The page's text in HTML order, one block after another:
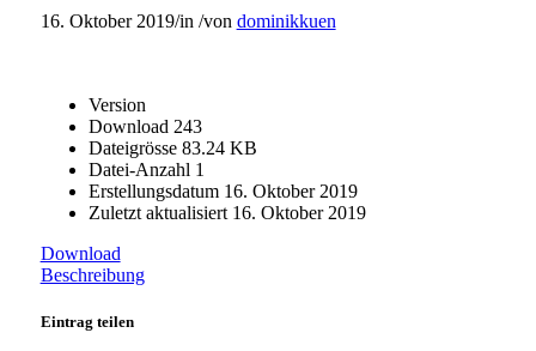
16. Oktober 2019/in /von dominikkuen
Version
Download 243
Dateigrösse 83.24 KB
Datei-Anzahl 1
Erstellungsdatum 16. Oktober 2019
Zuletzt aktualisiert 16. Oktober 2019
Download
Beschreibung
Eintrag teilen